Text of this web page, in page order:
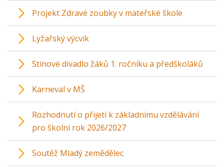
Projekt Zdravé zoubky v mateřské škole
Lyžařský výcvik
Stínové divadlo žáků 1. ročníku a předškoláků
Karneval v MŠ
Rozhodnutí o přijetí k základnímu vzdělávání
pro školní rok 2026/2027
Soutěž Mladý zemědělec